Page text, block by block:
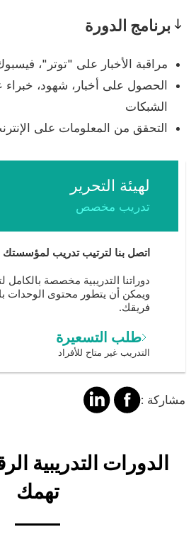
برنامج الدورة
مراقبة الأخبار على "توتر"،
الحصول على أخبار، شهود، خبراء
الشبكات
التحقق من المعلومات على
لهيئة التحرير
تدريب مخصص
اتصل بنا لترتيب تدريب لمؤسستك
دوراتنا التدريبية مخصصة بالكامل
ويمكن أن يتطور محتوى الوحدات
فريقك.
طلب التسعيرة
التدريب غير متاح للأفراد
مشاركة :مشاركة
على
مشالرة
على
إن
Title
الدورات التدريبية
تهمك